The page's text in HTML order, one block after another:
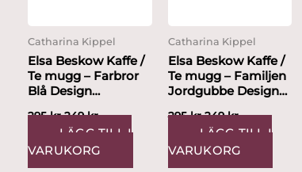
Catharina Kippel
Elsa Beskow Kaffe /
Te mugg – Farbror
Blå Design
295kr 249kr
LÄGG TILL I
VARUKORG
Catharina Kippel
Elsa Beskow Kaffe /
Te mugg – Familjen
Jordgubbe Design
295kr 249kr
LÄGG TILL I
VARUKORG